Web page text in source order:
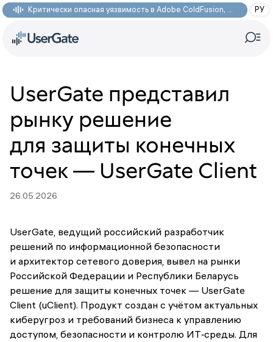
Критически опасная уязвимость в Adobe ColdFusion, позволяющая получить доступ к произвольным файлам: CVE-2026-48282 РУ
UserGate представил
рынку решение
для защиты конечных
точек — UserGate Client
26.05.2026
UserGate, ведущий российский разработчик
решений по информационной безопасности
и архитектор сетевого доверия, вывел на рынки
Российской Федерации и Республики Беларусь
решение для защиты конечных точек — UserGate
Client (uClient). Продукт создан с учётом актуальных
киберугроз и требований бизнеса к управлению
доступом, безопасности и контролю ИТ‑среды. Для